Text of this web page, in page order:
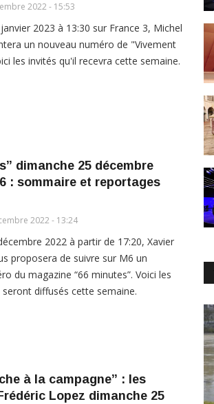
2022 - 15:53
2023 à 13:30 sur France 3, Michel
un nouveau numéro de "Vivement
les invités qu'il recevra cette semaine.
dimanche 25 décembre
: sommaire et reportages
2022 - 13:24
2022 à partir de 17:20, Xavier
proposera de suivre sur M6 un
du magazine “66 minutes”. Voici les
diffusés cette semaine.
à la campagne” : les
Lopez dimanche 25